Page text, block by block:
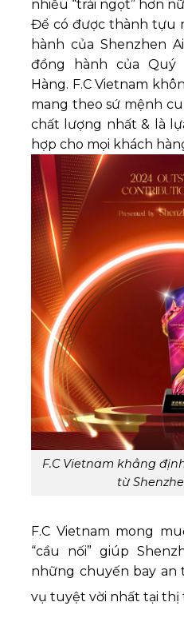
nhiều “trái ngọt” hơn
Để có được thành tựu
hành của Shenzhen
đồng hành của Quý
Hàng. F.C Vietnam
mang theo sứ mệnh
chất lượng nhất & là
hợp cho mọi khách
F.C Vietnam khẳng
từ
F.C Vietnam mong
“cầu nối” giúp
những chuyến bay an
vụ tuyệt vời nhất tại thị